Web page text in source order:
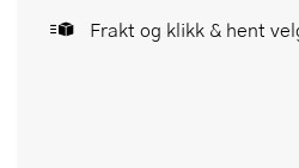
Frakt og klikk & hent